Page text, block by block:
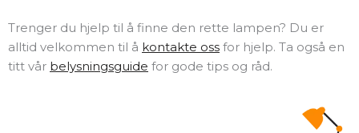
Trenger du hjelp til å finne den rette lampen? Du er
alltid velkommen til å kontakte oss for hjelp. Ta også en
titt vår belysningsguide for gode tips og råd.